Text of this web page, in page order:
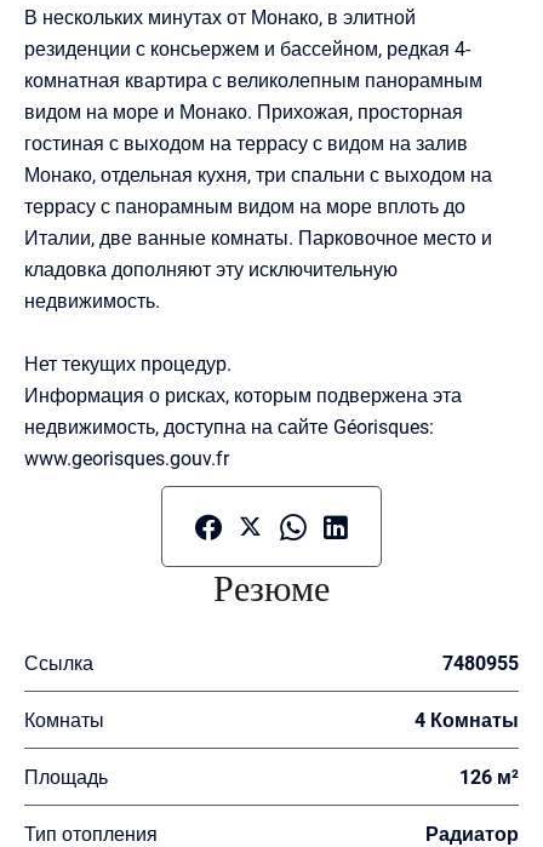
В нескольких минутах от Монако, в элитной
резиденции с консьержем и бассейном, редкая 4-
комнатная квартира с великолепным панорамным
видом на море и Монако. Прихожая, просторная
гостиная с выходом на террасу с видом на залив
Монако, отдельная кухня, три спальни с выходом на
террасу с панорамным видом на море вплоть до
Италии, две ванные комнаты. Парковочное место и
кладовка дополняют эту исключительную
недвижимость.
Нет текущих процедур.
Информация о рисках, которым подвержена эта
недвижимость, доступна на сайте Géorisques:
www.georisques.gouv.fr
Резюме
Ссылка 7480955
Комнаты 4 Комнаты
Площадь 126 м²
Тип отопления Радиатор